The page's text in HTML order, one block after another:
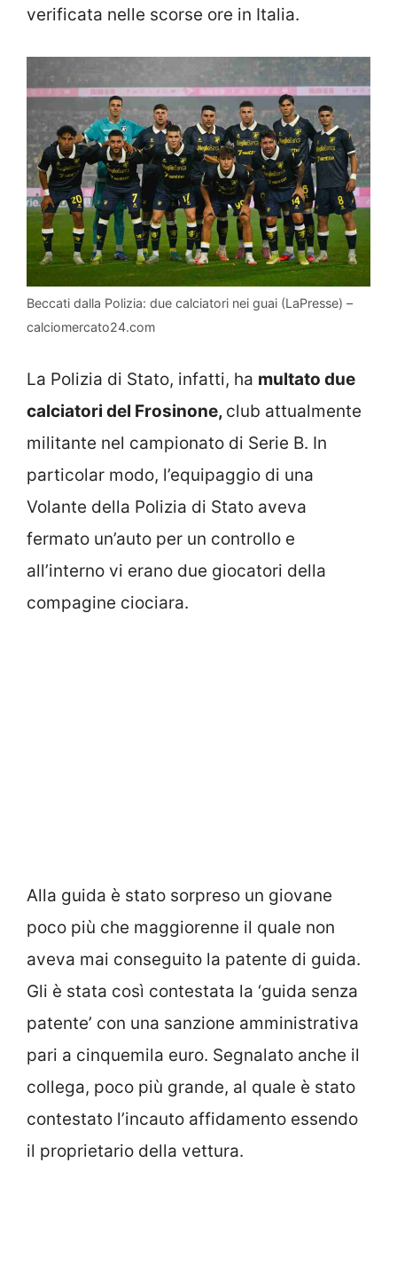
verificata nelle scorse ore in Italia.
Beccati dalla Polizia: due calciatori nei guai (LaPresse) –
calciomercato24.com
La Polizia di Stato, infatti, ha multato due
calciatori del Frosinone, club attualmente
militante nel campionato di Serie B. In
particolar modo, l’equipaggio di una
Volante della Polizia di Stato aveva
fermato un’auto per un controllo e
all’interno vi erano due giocatori della
compagine ciociara.
Alla guida è stato sorpreso un giovane
poco più che maggiorenne il quale non
aveva mai conseguito la patente di guida.
Gli è stata così contestata la ‘guida senza
patente’ con una sanzione amministrativa
pari a cinquemila euro. Segnalato anche il
collega, poco più grande, al quale è stato
contestato l’incauto affidamento essendo
il proprietario della vettura.